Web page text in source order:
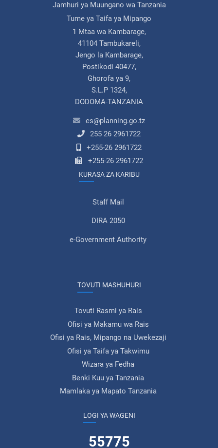
Jamhuri ya Muungano wa Tanzania
Tume ya Taifa ya Mipango
1 Mtaa wa Kambarage,
41104 Tambukareli,
Jengo la Kambarage,
Postikodi 40477,
Ghorofa ya 9,
S.L.P 1324,
DODOMA-TANZANIA
es@planning.go.tz
255 26 2961722
+255-26 2961722
+255-26 2961722
KURASA ZA KARIBU
Staff Mail
DIRA 2050
e-Government Authority
TOVUTI MASHUHURI
Tovuti Rasmi ya Rais
Ofisi ya Makamu wa Rais
Ofisi ya Rais, Mipango na Uwekezaji
Ofisi ya Taifa ya Takwimu
Wizara ya Fedha
Benki Kuu ya Tanzania
Mamlaka ya Mapato Tanzania
LOGI YA WAGENI
55775